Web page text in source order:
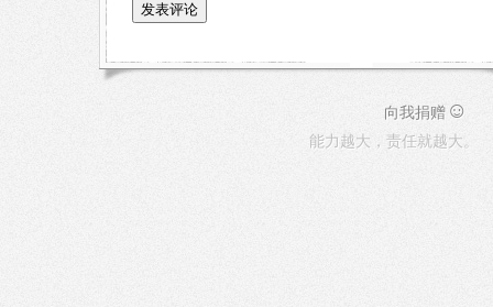
向我捐赠 ☺
能力越大，责任就越大。